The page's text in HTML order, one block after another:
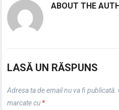
ABOUT THE
LASĂ UN RĂSPUNS
Adresa ta de email nu va fi publicată.
marcate cu *